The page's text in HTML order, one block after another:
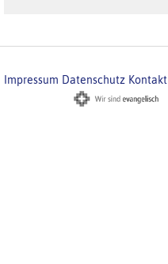
Impressum Datenschutz Kontakt